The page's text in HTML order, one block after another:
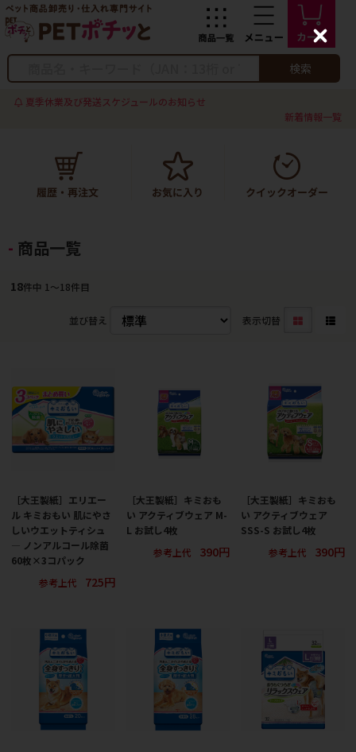
検索
夏季休業及び発送スケジュールのお知らせ
新着情報一覧
商品一覧
18件中 1〜18件目
並び替え 表示切替
［大王製紙］エリエー
ル キミおもい 肌にやさ
しいウエットティシュ
― ノンアルコール除菌
60枚×3コパック
参考上代
725円
［大王製紙］キミおも
い アクティブウェア M-
L お試し4枚
参考上代
390円
［大王製紙］キミおも
い アクティブウェア
SSS-S お試し4枚
参考上代
390円
C
l
s